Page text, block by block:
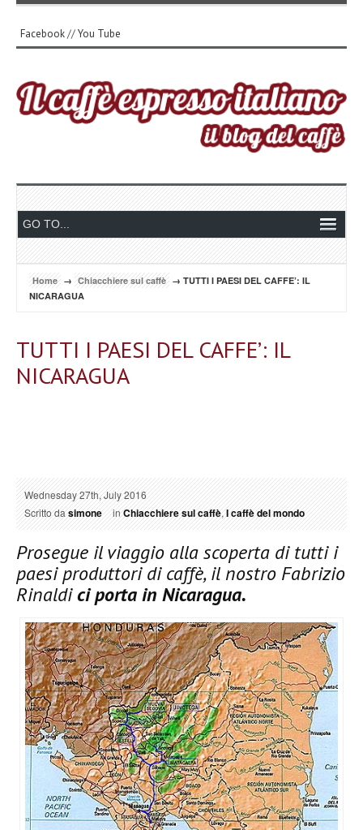
Facebook//You Tube
Home → Chiacchiere sul caffè → TUTTI I PAESI DEL CAFFE’: IL
NICARAGUA
TUTTI I PAESI DEL CAFFE’: IL
NICARAGUA
Wednesday 27th, July 2016
Scritto dasimone inChiacchiere sul caffè,I caffè del mondo
Prosegue il viaggio alla scoperta di tutti i
paesi produttori di caffè, il nostro Fabrizio
Rinaldici porta in Nicaragua.